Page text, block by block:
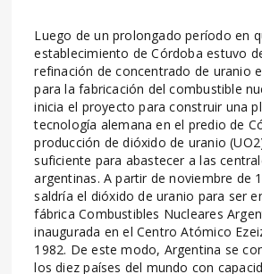
Luego de un prolongado período en
establecimiento de Córdoba estuvo
refinación de concentrado de uranio
para la fabricación del combustible
inicia el proyecto para construir una
tecnología alemana en el predio de
producción de dióxido de uranio
suficiente para abastecer a las
argentinas. A partir de noviembre de
saldría el dióxido de uranio para ser
fábrica Combustibles Nucleares
inaugurada en el Centro Atómico
1982. De este modo, Argentina se
los diez países del mundo con